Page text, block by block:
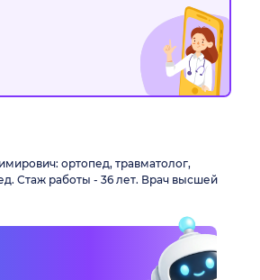
ортопед, травматолог,
Стаж работы - 36 лет. Врач высшей